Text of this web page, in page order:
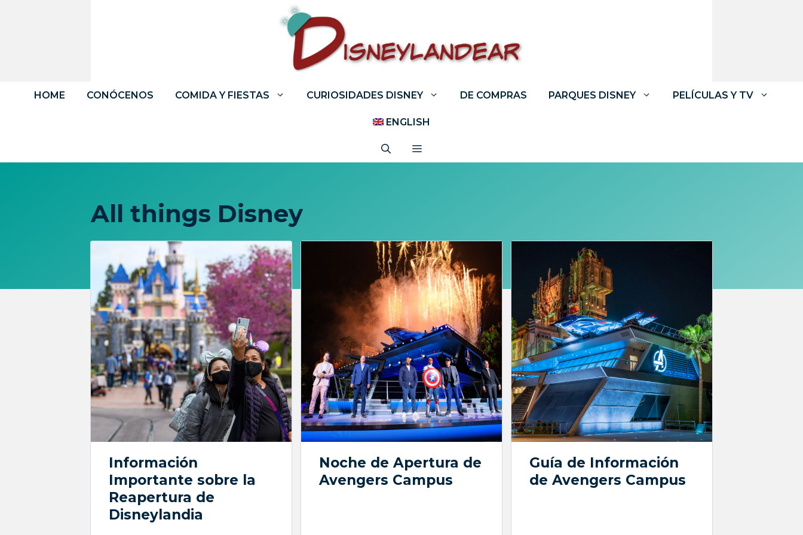
HOME CONÓCENOS COMIDA Y FIESTAS CURIOSIDADES DISNEY DE COMPRAS PARQUES DISNEY PELÍCULAS Y TV
ENGLISH
All things Disney
Información
Importante sobre la
Reapertura de
Disneylandia
Noche de Apertura de
Avengers Campus
Guía de Información
de Avengers Campus